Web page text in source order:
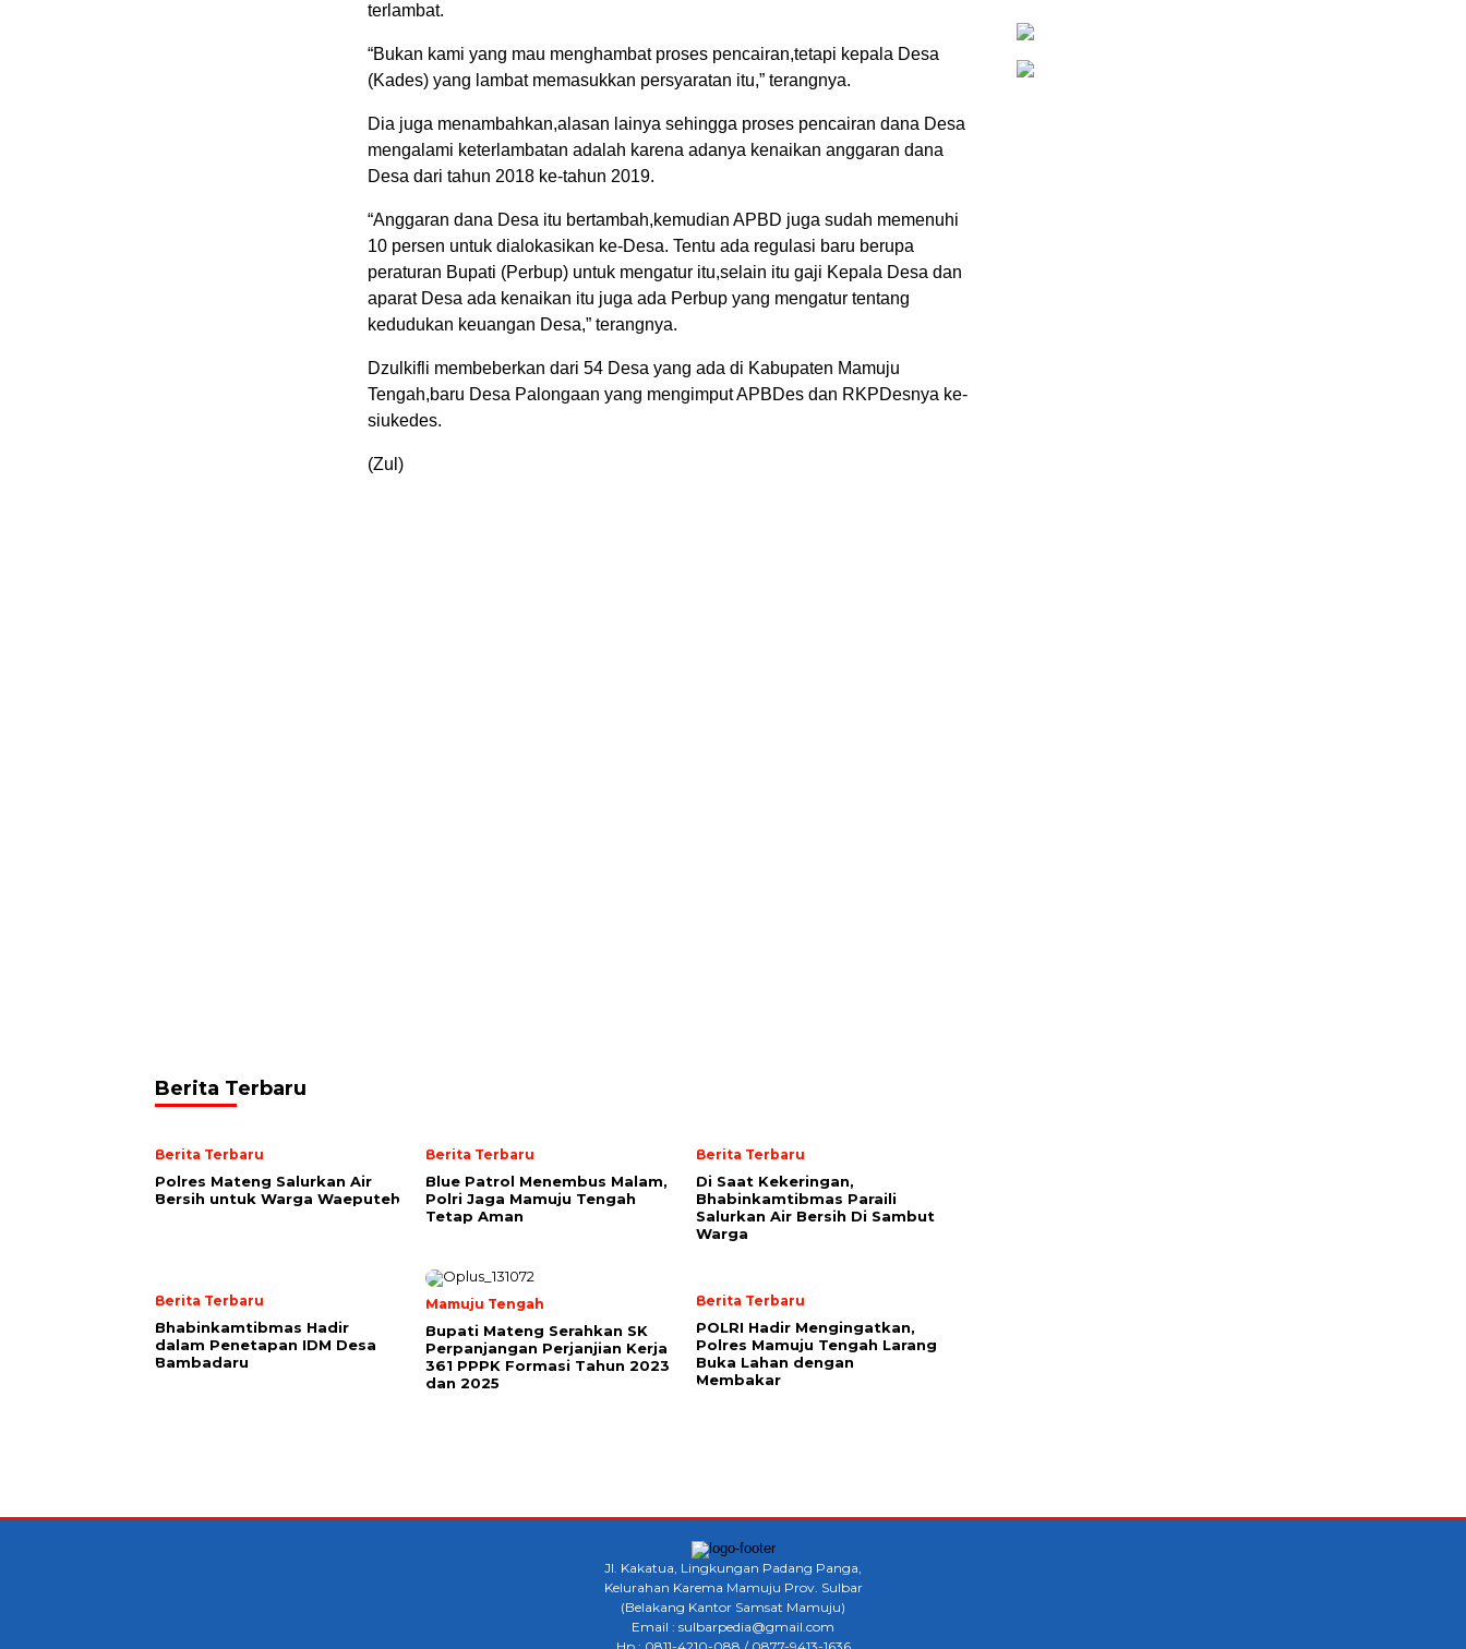
terlambat.
“Bukan kami yang mau menghambat proses pencairan,tetapi kepala Desa
(Kades) yang lambat memasukkan persyaratan itu,” terangnya.
Dia juga menambahkan,alasan lainya sehingga proses pencairan dana Desa
mengalami keterlambatan adalah karena adanya kenaikan anggaran dana
Desa dari tahun 2018 ke-tahun 2019.
“Anggaran dana Desa itu bertambah,kemudian APBD juga sudah memenuhi
10 persen untuk dialokasikan ke-Desa. Tentu ada regulasi baru berupa
peraturan Bupati (Perbup) untuk mengatur itu,selain itu gaji Kepala Desa dan
aparat Desa ada kenaikan itu juga ada Perbup yang mengatur tentang
kedudukan keuangan Desa,” terangnya.
Dzulkifli membeberkan dari 54 Desa yang ada di Kabupaten Mamuju
Tengah,baru Desa Palongaan yang mengimput APBDes dan RKPDesnya ke-
siukedes.
(Zul)
Berita Terbaru
Berita Terbaru
Polres Mateng Salurkan Air
Bersih untuk Warga Waeputeh
Berita Terbaru
Blue Patrol Menembus Malam,
Polri Jaga Mamuju Tengah
Tetap Aman
Berita Terbaru
Di Saat Kekeringan,
Bhabinkamtibmas Paraili
Salurkan Air Bersih Di Sambut
Warga
Berita Terbaru
Bhabinkamtibmas Hadir
dalam Penetapan IDM Desa
Bambadaru
Mamuju Tengah
Bupati Mateng Serahkan SK
Perpanjangan Perjanjian Kerja
361 PPPK Formasi Tahun 2023
dan 2025
Berita Terbaru
POLRI Hadir Mengingatkan,
Polres Mamuju Tengah Larang
Buka Lahan dengan
Membakar
Jl. Kakatua, Lingkungan Padang Panga,
Kelurahan Karema Mamuju Prov. Sulbar
(Belakang Kantor Samsat Mamuju)
Email : sulbarpedia@gmail.com